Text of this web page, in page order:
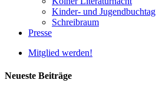
Kinder- und Jugendbuchtag
Schreibraum
Presse
Mitglied werden!
Neueste Beiträge